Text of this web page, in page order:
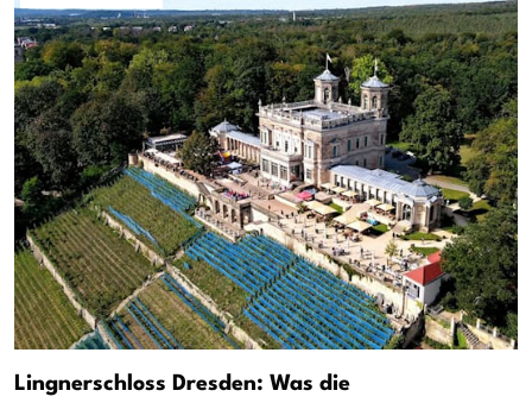
Lingnerschloss Dresden: Was die